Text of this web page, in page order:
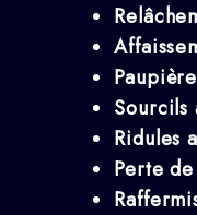
Sourcils
Ridules
Perte